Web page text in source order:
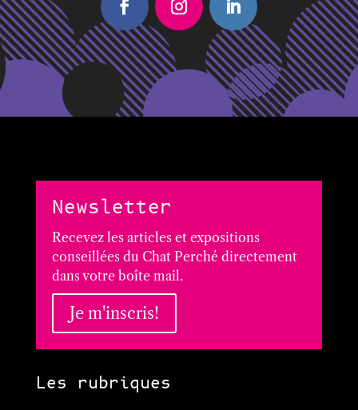
Newsletter
Recevez les articles et expositions
conseillées du Chat Perché directement
dans votre boîte mail.
Je m'inscris!
Les rubriques